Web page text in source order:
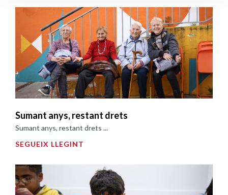
Sumant anys, restant drets
Sumant anys, restant drets ...
SEGUEIX LLEGINT